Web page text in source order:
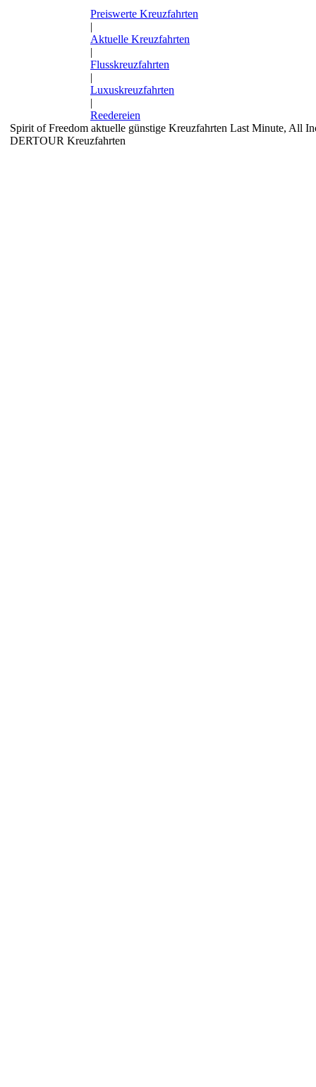
Preiswerte Kreuzfahrten
|
Aktuelle Kreuzfahrten
|
Flusskreuzfahrten
|
Luxuskreuzfahrten
|
Reedereien
Spirit of Freedom aktuelle günstige Kreuzfahrten Last Minute, All
DERTOUR Kreuzfahrten